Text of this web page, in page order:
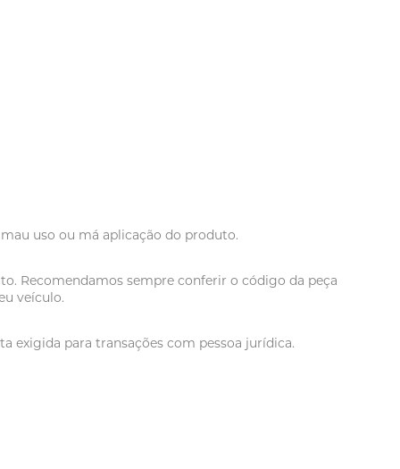
uso ou má aplicação do produto.
Recomendamos sempre conferir o código da peça
veículo.
exigida para transações com pessoa jurídica.